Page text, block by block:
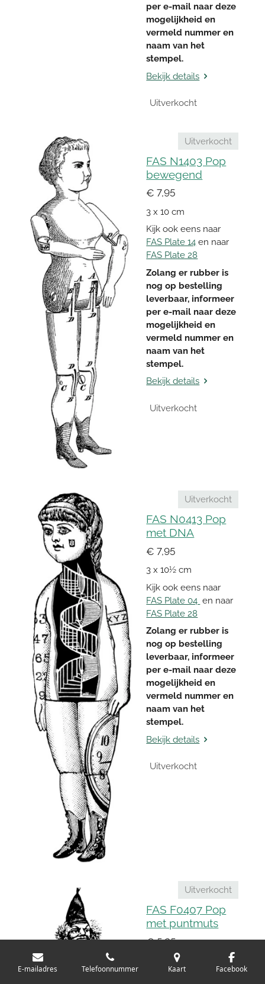
per e-mail naar deze
mogelijkheid en
vermeld nummer en
naam van het
stempel.
Bekijk details
Uitverkocht
Uitverkocht
FAS N1403 Pop
bewegend
€ 7,95
3 x 10 cm
Kijk ook eens naar
FAS Plate 14 en naar
FAS Plate 28
Zolang er rubber is
nog op bestelling
leverbaar, informeer
per e-mail naar deze
mogelijkheid en
vermeld nummer en
naam van het
stempel.
Bekijk details
Uitverkocht
Uitverkocht
FAS N0413 Pop
met DNA
€ 7,95
3 x 10½ cm
Kijk ook eens naar
FAS Plate 04 en naar
FAS Plate 28
Zolang er rubber is
nog op bestelling
leverbaar, informeer
per e-mail naar deze
mogelijkheid en
vermeld nummer en
naam van het
stempel.
Bekijk details
Uitverkocht
Uitverkocht
FAS F0407 Pop
met puntmuts
€ 5,25
3½ x 7½ cm
E-mailadres Telefoonnummer Kaart Facebook